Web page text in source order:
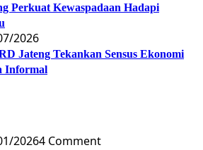
Perkuat Kewaspadaan Hadapi
2026
Jateng Tekankan Sensus Ekonomi
Informal
20264 Comment